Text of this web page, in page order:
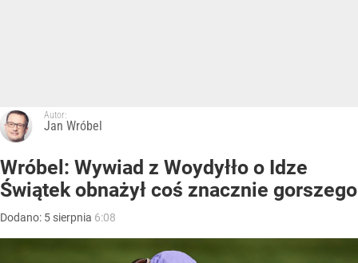
Autor:
Jan Wróbel
Wróbel: Wywiad z Woydyłło o Idze
Świątek obnażył coś znacznie gorszego
Dodano: 5 sierpnia 6:08